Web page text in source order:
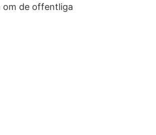
om de offentliga